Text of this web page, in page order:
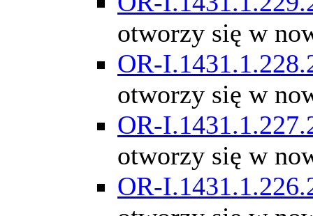
otworzy się w
OR-
otworzy się w
OR-
otworzy się w
OR-